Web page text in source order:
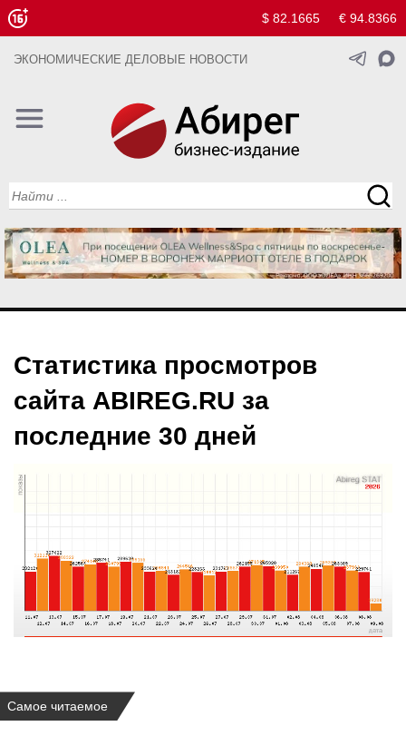
$ 82.1665 € 94.8366
ЭКОНОМИЧЕСКИЕ ДЕЛОВЫЕ НОВОСТИ
Статистика просмотров
сайта ABIREG.RU за
последние 30 дней
Самое читаемое